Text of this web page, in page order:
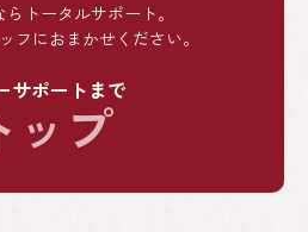
トータルサポート。
フにおまかせください。
サポートまで
ップ